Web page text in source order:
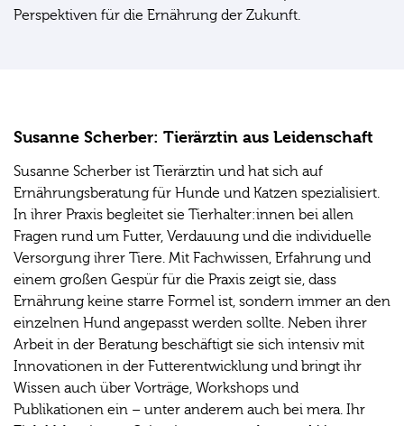
Perspektiven für die Ernährung der Zukunft.
Susanne Scherber: Tierärztin aus Leidenschaft
Susanne Scherber ist Tierärztin und hat sich auf
Ernährungsberatung für Hunde und Katzen spezialisiert.
In ihrer Praxis begleitet sie Tierhalter:innen bei allen
Fragen rund um Futter, Verdauung und die individuelle
Versorgung ihrer Tiere. Mit Fachwissen, Erfahrung und
einem großen Gespür für die Praxis zeigt sie, dass
Ernährung keine starre Formel ist, sondern immer an den
einzelnen Hund angepasst werden sollte. Neben ihrer
Arbeit in der Beratung beschäftigt sie sich intensiv mit
Innovationen in der Futterentwicklung und bringt ihr
Wissen auch über Vorträge, Workshops und
Publikationen ein – unter anderem auch bei mera. Ihr